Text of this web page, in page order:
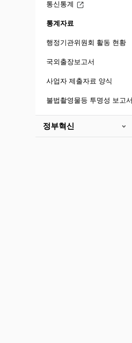
통신통계
통계자료
행정기관위원회 활동 현황
국외출장보고서
사업자 제출자료 양식
불법촬영물등 투명성 보고서
정부혁신